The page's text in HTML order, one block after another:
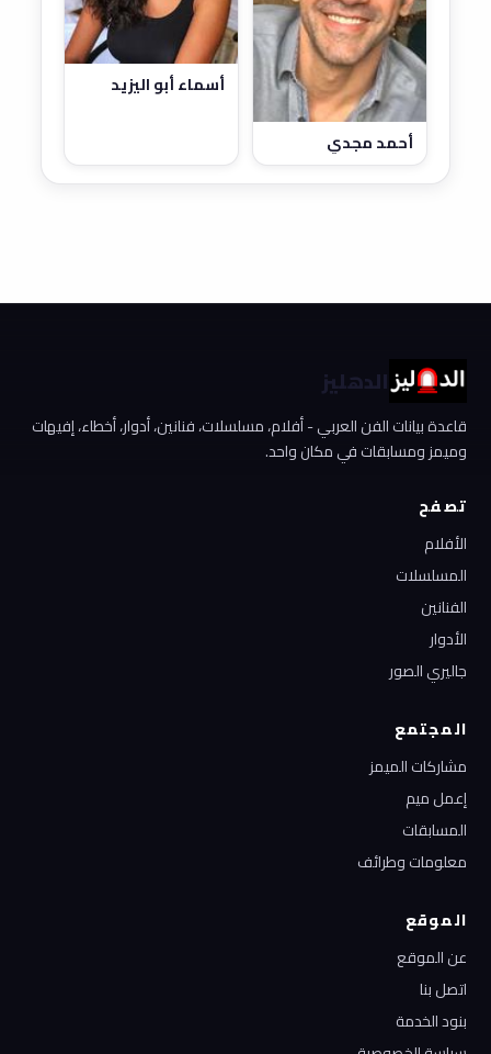
أحمد مجدي
أسماء أبو اليزيد
الدهليز
قاعدة بيانات الفن العربي - أفلام، مسلسلات، فنانين، أدوار، أخطاء، إفيهات
وميمز ومسابقات في مكان واحد.
تصفح
الأفلام
المسلسلات
الفنانين
الأدوار
جاليري الصور
المجتمع
مشاركات الميمز
إعمل ميم
المسابقات
معلومات وطرائف
الموقع
عن الموقع
اتصل بنا
بنود الخدمة